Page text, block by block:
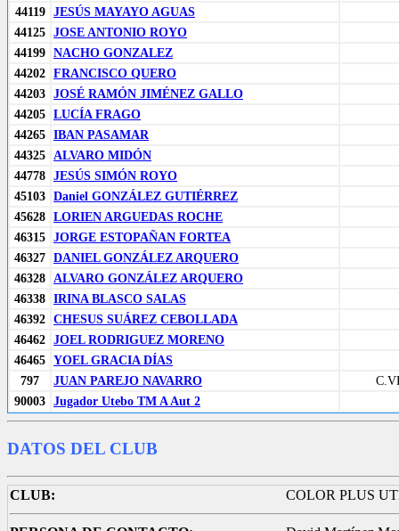
44119 JESÚS MAYAYO AGUAS
44125 JOSE ANTONIO ROYO
44199 NACHO GONZALEZ
44202 FRANCISCO QUERO
44203 JOSÉ RAMÓN JIMÉNEZ GALLO
44205 LUCÍA FRAGO
44265 IBAN PASAMAR
44325 ALVARO MIDÓN
44778 JESÚS SIMÓN ROYO
45103 Daniel GONZÁLEZ GUTIÉRREZ
45628 LORIEN ARGUEDAS ROCHE
46315 JORGE ESTOPAÑAN FORTEA
46327 DANIEL GONZÁLEZ ARQUERO
46328 ALVARO GONZÁLEZ ARQUERO
46338 IRINA BLASCO SALAS
46392 CHESUS SUÁREZ CEBOLLADA
46462 JOEL RODRIGUEZ MORENO
46465 YOEL GRACIA DÍAS
797
JUAN PAREJO NAVARRO
90003 Jugador Utebo TM A Aut 2
DATOS DEL CLUB
CLUB: COLOR PLUS